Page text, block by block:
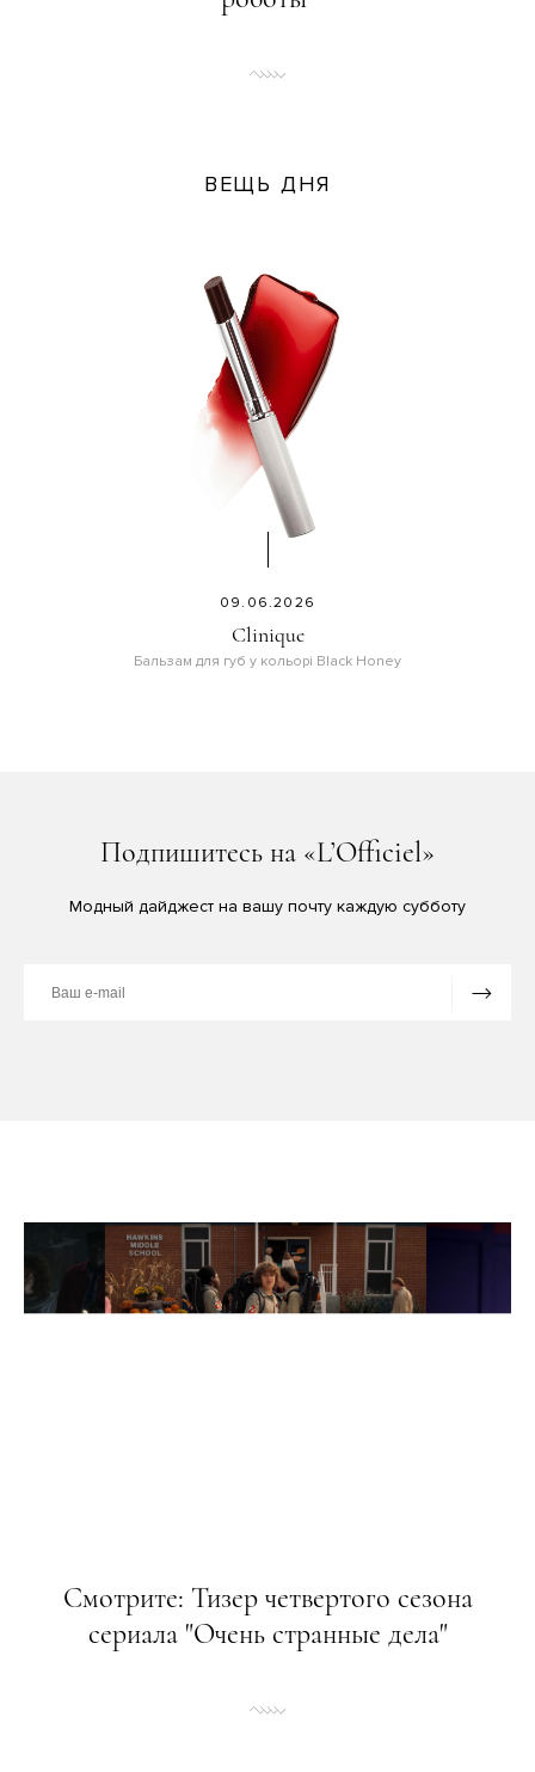
ВЕЩЬ ДНЯ
09.06.2026
Clinique
Бальзам для губ у кольорі Black Honey
Подпишитесь на «L’Officiel»
Модный дайджест на вашу почту каждую субботу
Смотрите: Тизер четвертого сезона
сериала "Очень странные дела"